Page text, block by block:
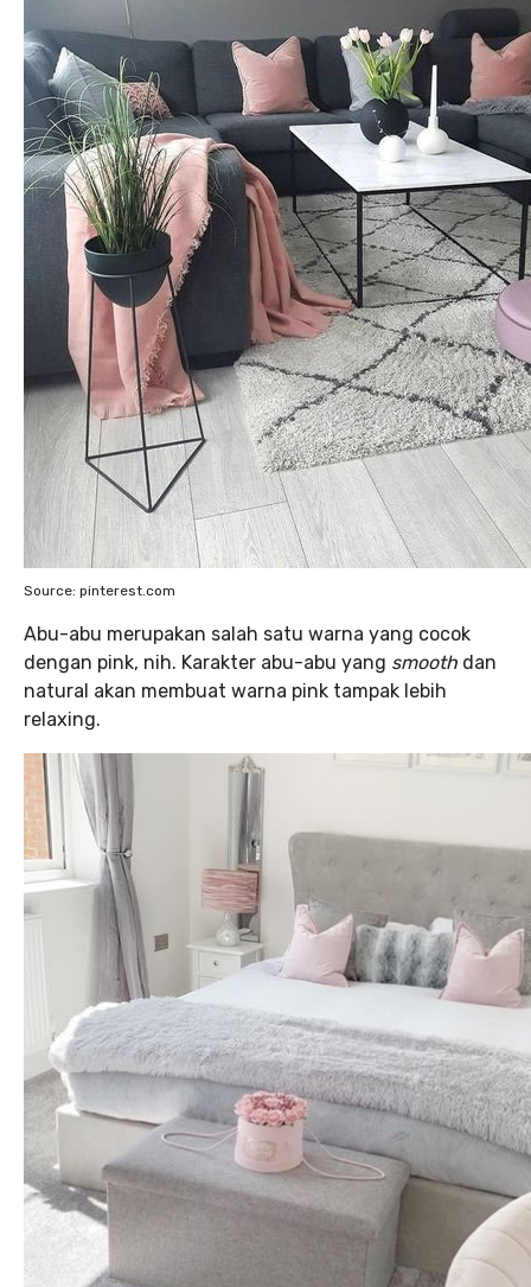
Source: pinterest.com
Abu-abu merupakan salah satu warna yang cocok
dengan pink, nih. Karakter abu-abu yang smooth dan
natural akan membuat warna pink tampak lebih
relaxing.